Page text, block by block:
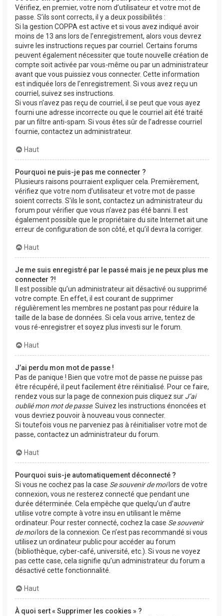
Vérifiez, en premier, votre nom d’utilisateur et votre mot de
passe. S’ils sont corrects, il y a deux possibilités :
Si la gestion COPPA est active et si vous avez indiqué avoir
moins de 13 ans lors de l’enregistrement, alors vous devrez
suivre les instructions reçues par courriel. Certains forums
peuvent également nécessiter que toute nouvelle création de
compte soit activée par vous-même ou par un administrateur
avant que vous puissiez vous connecter. Cette information
est indiquée lors de l’enregistrement. Si vous avez reçu un
courriel, suivez ses instructions.
Si vous n’avez pas reçu de courriel, il se peut que vous ayez
fourni une adresse incorrecte ou que le courriel ait été traité
par un filtre anti-spam. Si vous êtes sûr de l’adresse courriel
fournie, contactez un administrateur.
Haut
Pourquoi ne puis-je pas me connecter ?
Plusieurs raisons pourraient expliquer cela. Premièrement,
vérifiez que votre nom d’utilisateur et votre mot de passe
soient corrects. S’ils le sont, contactez un administrateur du
forum pour vérifier que vous n’avez pas été banni. Il est
également possible que le propriétaire du site Internet ait une
erreur de configuration de son côté, et qu’il devra la corriger.
Haut
Je me suis enregistré par le passé mais je ne peux plus me
connecter ?!
Il est possible qu’un administrateur ait désactivé ou supprimé
votre compte. En effet, il est courant de supprimer
régulièrement les membres ne postant pas pour réduire la
taille de la base de données. Si cela vous arrive, tentez de
vous ré-enregistrer et soyez plus investi sur le forum.
Haut
J’ai perdu mon mot de passe !
Pas de panique ! Bien que votre mot de passe ne puisse pas
être récupéré, il peut facilement être réinitialisé. Pour ce faire,
rendez vous sur la page de connexion puis cliquez sur J’ai
oublié mon mot de passe. Suivez les instructions énoncées et
vous devriez pouvoir à nouveau vous connecter.
Si toutefois vous ne parveniez pas à réinitialiser votre mot de
passe, contactez un administrateur du forum.
Haut
Pourquoi suis-je automatiquement déconnecté ?
Si vous ne cochez pas la case Se souvenir de moilors de votre
connexion, vous ne resterez connecté que pendant une
durée déterminée. Cela empêche que quelqu’un d’autre
utilise votre compte à votre insu en utilisant le même
ordinateur. Pour rester connecté, cochez la case Se souvenir
de moilors de la connexion. Ce n’est pas recommandé si vous
utilisez un ordinateur public pour accéder au forum
(bibliothèque, cyber-café, université, etc.). Si vous ne voyez
pas cette case, cela signifie qu’un administrateur du forum a
désactivé cette fonctionnalité.
Haut
À quoi sert « Supprimer les cookies » ?